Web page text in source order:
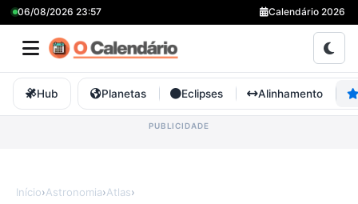
06/08/2026 23:57 Calendário 2026
Hub Planetas Eclipses Alinhamento
Início›Astronomia›Atlas›